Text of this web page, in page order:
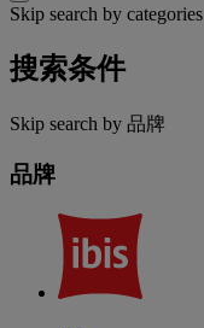
Skip search by categories
搜索条件
Skip search by 品牌
品牌